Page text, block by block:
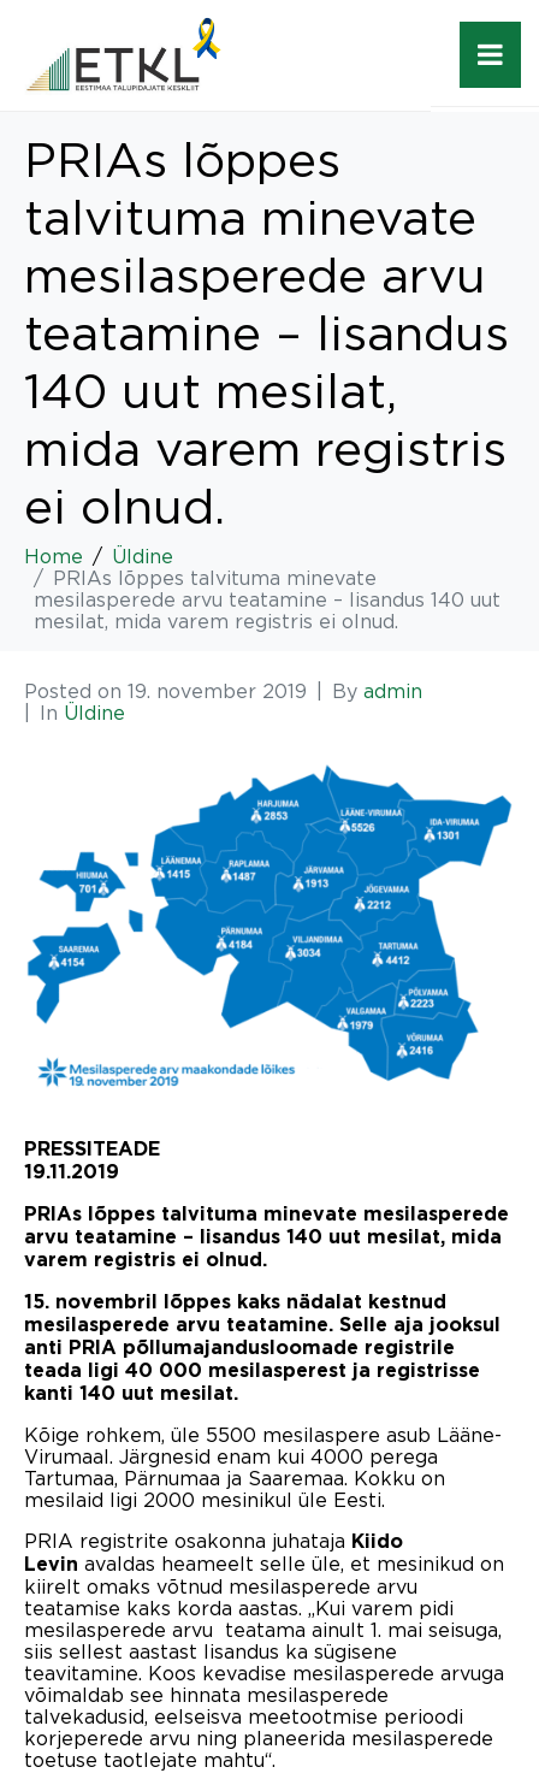
PRIAs lõppes
talvituma minevate
mesilasperede arvu
teatamine – lisandus
140 uut mesilat,
mida varem registris
ei olnud.
Home
Üldine
PRIAs lõppes talvituma minevate
mesilasperede arvu teatamine – lisandus 140 uut
mesilat, mida varem registris ei olnud.
Posted on 19. november 2019 By admin
In Üldine
PRESSITEADE
19.11.2019
PRIAs lõppes talvituma minevate mesilasperede
arvu teatamine – lisandus 140 uut mesilat, mida
varem registris ei olnud.
15. novembril lõppes kaks nädalat kestnud
mesilasperede arvu teatamine. Selle aja jooksul
anti PRIA põllumajandusloomade registrile
teada ligi 40 000 mesilasperest ja registrisse
kanti 140 uut mesilat.
Kõige rohkem, üle 5500 mesilaspere asub Lääne-
Virumaal. Järgnesid enam kui 4000 perega
Tartumaa, Pärnumaa ja Saaremaa. Kokku on
mesilaid ligi 2000 mesinikul üle Eesti.
PRIA registrite osakonna juhataja Kiido
Levin avaldas heameelt selle üle, et mesinikud on
kiirelt omaks võtnud mesilasperede arvu
teatamise kaks korda aastas. „Kui varem pidi
mesilasperede arvu teatama ainult 1. mai seisuga,
siis sellest aastast lisandus ka sügisene
teavitamine. Koos kevadise mesilasperede arvuga
võimaldab see hinnata mesilasperede
talvekadusid, eelseisva meetootmise perioodi
korjeperede arvu ning planeerida mesilasperede
toetuse taotlejate mahtu“.